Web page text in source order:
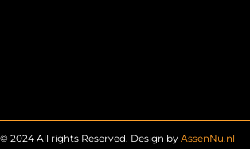
© 2024 All rights Reserved. Design by AssenNu.nl